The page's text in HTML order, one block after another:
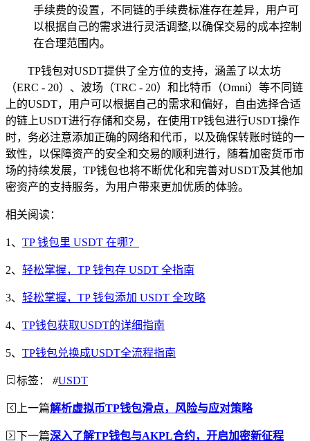
手续费的设置，不同链的手续费标准存在差异，用户可
以根据自己的需求进行灵活调整,以确保交易的成本控制
在合理范围内。
TP钱包对USDT提供了全方位的支持，涵盖了以太坊
（ERC - 20）、波场（TRC - 20）和比特币（Omni）等不同链
上的USDT，用户可以根据自己的需求和偏好，自由选择合适
的链上USDT进行存储和交易，在使用TP钱包进行USDT操作
时，务必注意添加正确的网络和代币，以及确保转账时链的一
致性，以保障资产的安全和交易的顺利进行，随着加密货币市
场的持续发展，TP钱包也将不断优化和完善对USDT及其他加
密资产的支持服务，为用户带来更加优质的体验。
相关阅读：
1、 TP 钱包里 USDT 在哪？
2、 轻松掌握，TP 钱包存 USDT 全指南
3、 轻松掌握，TP 钱包添加 USDT 全攻略
4、 TP钱包获取USDT的详细指南
5、 TP钱包兑换成USDT全流程指南
标签： #USDT
上一篇解析虚拟币TP钱包滑点，风险与应对策略
下一篇深入了解TP钱包与AKPL合约，开启加密新征程